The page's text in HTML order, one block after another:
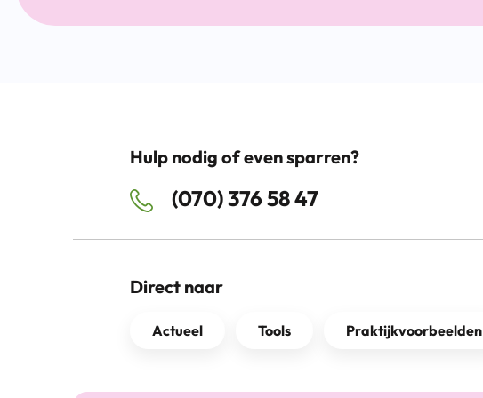
Hulp nodig of even sparren?
(070) 376 58 47
Direct naar
Actueel Tools Praktijkvoorbeelden